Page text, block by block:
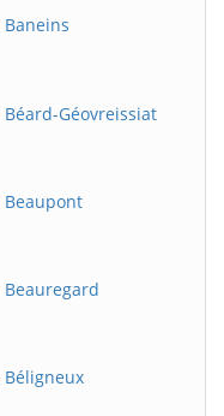
Géovreissiat